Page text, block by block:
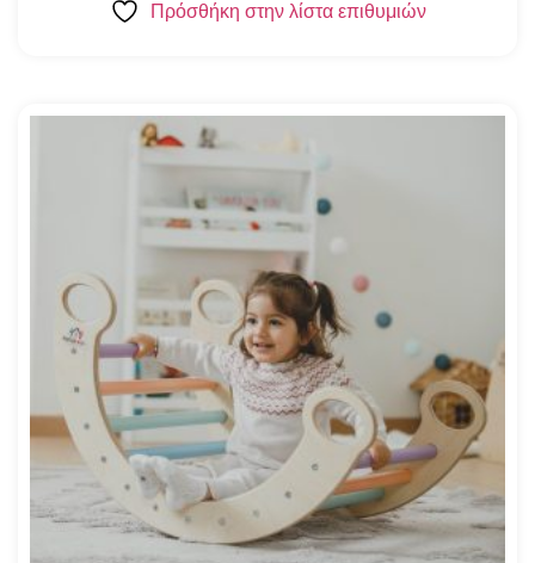
Πρόσθήκη στην λίστα επιθυμιών